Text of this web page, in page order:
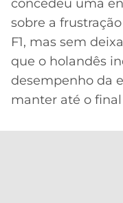
BET365
CÓDIGO
BETANO
MELHORES
DE
SÃO
PAULO
SANTOS
FLAMENGO
COPA
BRASIL
PREMIER
LEAGUE
concedeu uma
sobre a
F1, mas sem
que o holandês
desempenho da
manter até o